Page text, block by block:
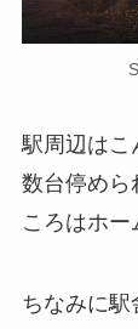
駅周辺はこ
数台停めら
ころはホー
ちなみに駅